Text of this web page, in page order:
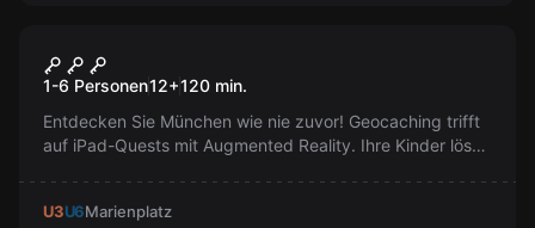
Neu
Magisches Portal
1-6 Personen12+120 min.
Entdecken Sie München wie nie zuvor! Geocaching trifft
auf iPad-Quests mit Augmented Reality. Ihre Kinder lösen
Fiktion wartet auf Sie und Ihre Familie!
U3U6Marienplatz